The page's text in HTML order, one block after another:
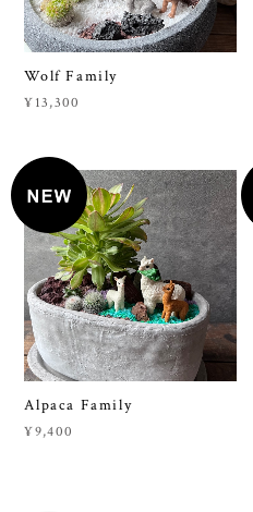
Wolf Family
¥13,300
Alpaca Family
¥9,400